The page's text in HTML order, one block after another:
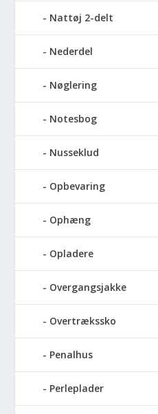
Nattøj 2-delt
Nederdel
Nøglering
Notesbog
Nusseklud
Opbevaring
Ophæng
Opladere
Overgangsjakke
Overtrækssko
Penalhus
Perleplader